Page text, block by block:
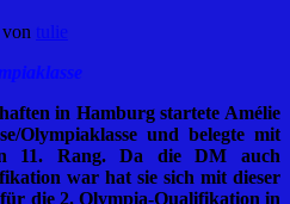
von
tulie
in Hamburg startete Amélie
Olympiaklasse und belegte mit
11. Rang. Da die DM auch
war hat sie sich mit dieser
die 2. Olympia-Qualifikation in